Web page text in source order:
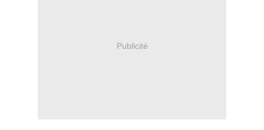
Publicité